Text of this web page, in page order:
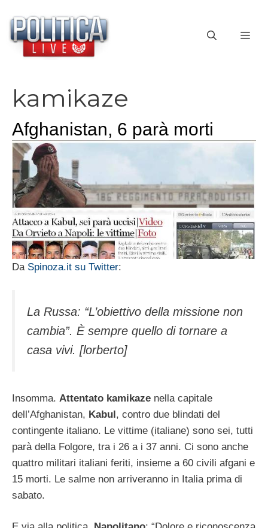
contenuto
kamikaze
Afghanistan, 6 parà morti
Da Spinoza.it su Twitter:
La Russa: “L’obiettivo della missione non
cambia”. È sempre quello di tornare a
casa vivi. [lorberto]
Insomma. Attentato kamikaze nella capitale
dell’Afghanistan, Kabul, contro due blindati del
contingente italiano. Le vittime (italiane) sono sei, tutti
parà della Folgore, tra i 26 a i 37 anni. Ci sono anche
quattro militari italiani feriti, insieme a 60 civili afgani e
15 morti. Le salme non arriveranno in Italia prima di
sabato.